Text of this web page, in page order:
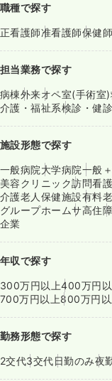
職種で探す
正看護師准看護師保健師
担当業務で探す
病棟外来オペ室(手術室)
介護・福祉系検診・健
施設形態で探す
一般病院大学病院一般
美容クリニック訪問看
介護老人保健施設有料
グループホームサ高住
企業
年収で探す
300万円以上400万円
700万円以上800万円以
勤務形態で探す
2交代3交代日勤のみ夜